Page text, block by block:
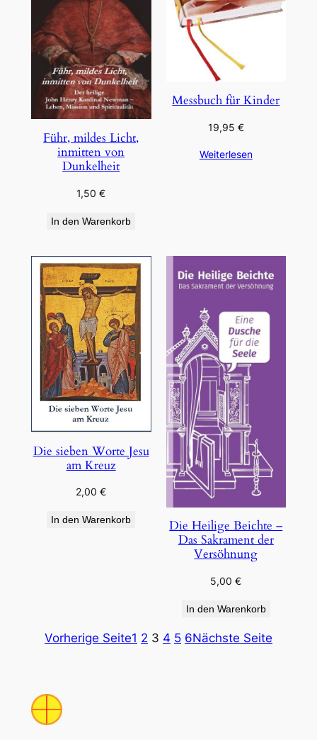
Führ, mildes Licht,
inmitten von
Dunkelheit
1,50€
In den Warenkorb
Messbuch für Kinder
19,95 €
Weiterlesen
Die sieben Worte Jesu
am Kreuz
2,00€
In den Warenkorb
Die Heilige Beichte –
Das Sakrament der
Versöhnung
5,00€
In den Warenkorb
Vorherige Seite1 2 3 4 5 6Nächste Seite